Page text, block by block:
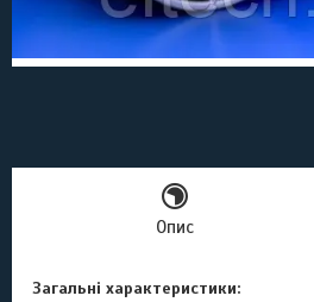
Опис
Загальні характеристики: